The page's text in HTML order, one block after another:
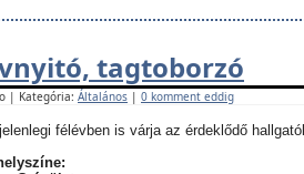
tagtoborzó
| Kategória: Általános | 0 komment eddig
félévben is várja az érdeklődő